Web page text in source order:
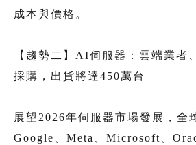
成本與價格。
【趨勢二】AI伺服器：雲端業者
採購，出貨將達450萬台
展望2026年伺服器市場發展，全
Google、Meta、Microsoft、